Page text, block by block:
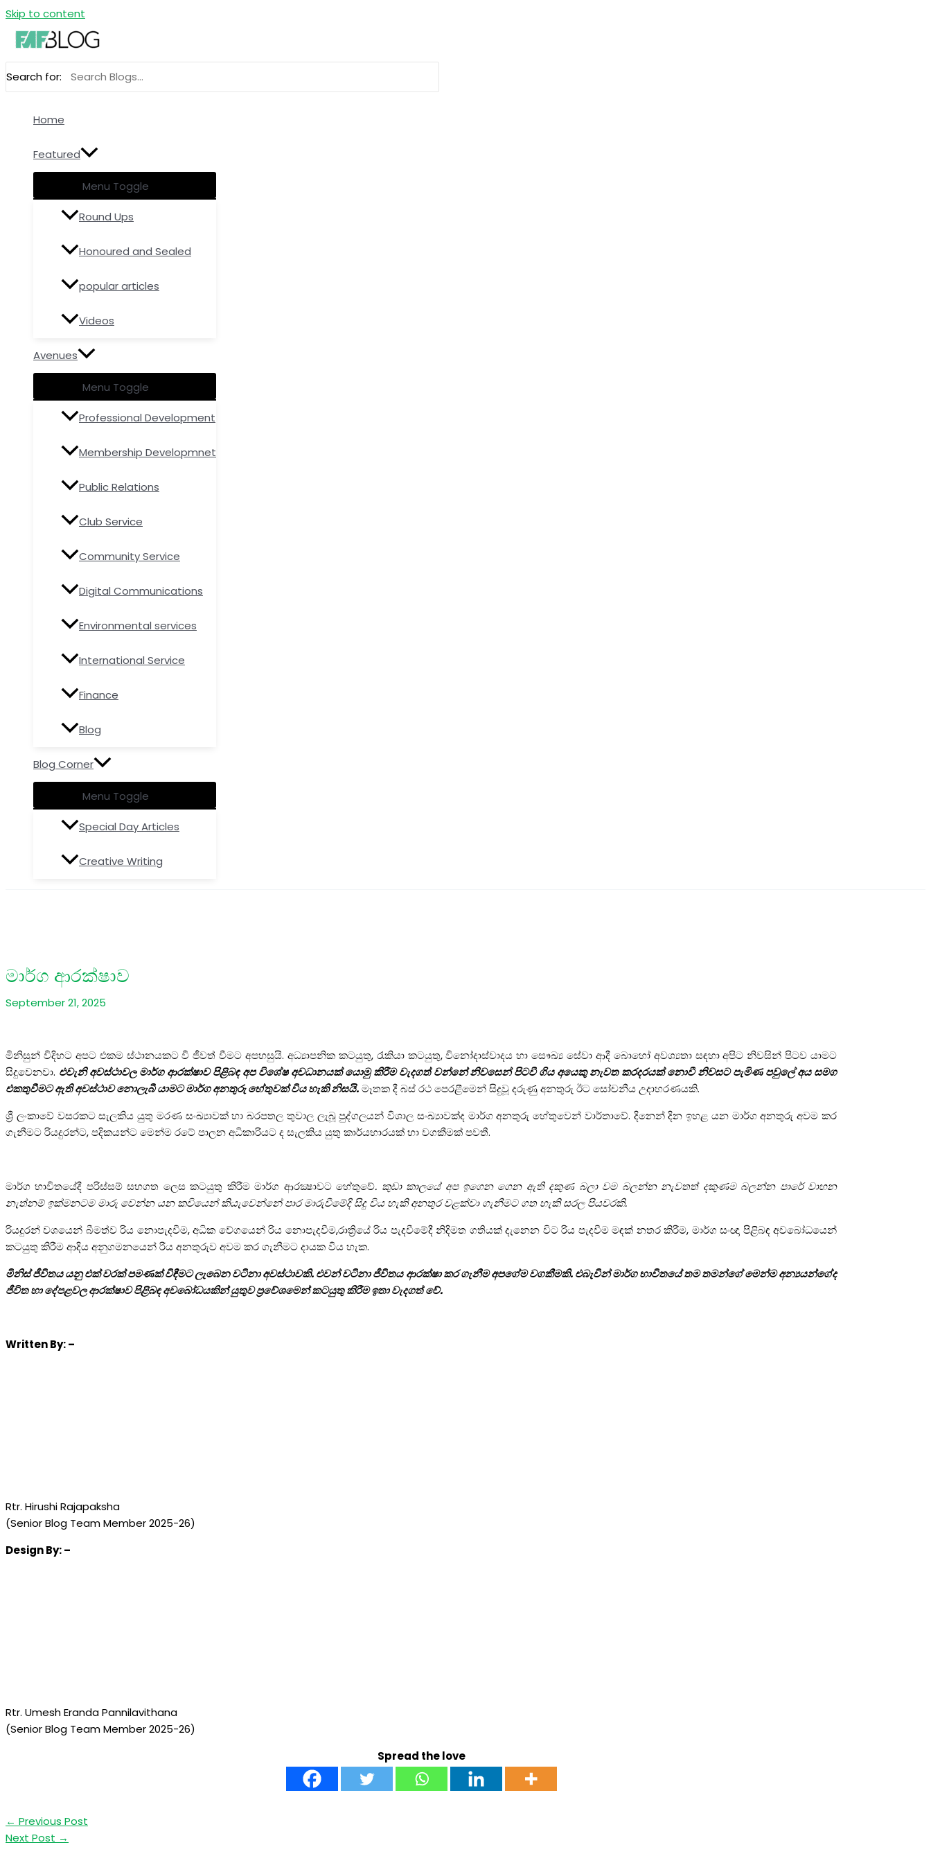
Skip to content
Search for:
Home
Featured
Menu Toggle
Round Ups
Honoured and Sealed
popular articles
Videos
Avenues
Menu Toggle
Professional Development
Membership Developmnet
Public Relations
Club Service
Community Service
Digital Communications
Environmental services
International Service
Finance
Blog
Blog Corner
Menu Toggle
Special Day Articles
Creative Writing
මාර්ග ආරක්ෂාව
September 21, 2025
මිනිසුන් විදිහට අපට එකම ස්ථානයකට වී ජීවත් වීමට අපහසුයි. අධ්‍යාපනික කටයුතු, රැකියා කටයුතු, විනෝදාස්වාදය හා සෞඛ්‍ය සේවා ආදී බොහෝ අවශ්‍යතා සඳහා අපිට නිවසින් පිටව යාමට
සිදුවෙනවා. එවැනි අවස්ථාවල මාර්ග ආරක්ෂාව පිළිබඳ අප විශේෂ අවධානයක් යොමු කිරීම වැදගත් වන්නේ නිවසෙන් පිටවී ගිය අයෙකු නැවත කරදරයක් නොවී නිවසට පැමිණ පවුලේ අය සමග
එකතුවීමට ඇති අවස්ථාව නොලැබී යාමට මාර්ග අනතුරු හේතුවක් විය හැකි නිසයි.මෑතක දී බස් රථ පෙරළීමෙන් සිදුවූ දරුණු අනතුරු ඊට සෝචනීය උදාහරණයකි.
ශ්‍රී ලංකාවේ වසරකට සැලකිය යුතු මරණ සංඛ්‍යාවක් හා බරපතල තුවාල ලැබූ පුද්ගලයන් විශාල සංඛ්‍යාවක්ද මාර්ග අනතුරු හේතුවෙන් වාර්තාවේ. දිනෙන් දින ඉහළ යන මාර්ග අනතුරු අවම කර
ගැනීමට රියදුරන්ට, පදිකයන්ට මෙන්ම රටේ පාලන අධිකාරියට ද සැලකිය යුතු කාර්යභාරයක් හා වගකීමක් පවතී.
මාර්ග භාවිතයේදී පරිස්සම් සහගත ලෙස කටයුතු කිරීම මාර්ග ආරක්‍ෂාවට හේතුවේ. කුඩා කාලයේ අප ඉගෙන ගෙන ඇති දකුණ බලා වම බලන්න නැවතත් දකුණම බලන්න පාරේ වාහන
නැත්නම් ඉක්මනටම මාරු වෙන්න යන කවියෙන් කියැවෙන්නේ පාර මාරුවීමේදි සිදු විය හැකි අනතුර වළක්වා ගැනීමට ගත හැකි සරල පියවරකි.
රියදුරන් වශයෙන් බීමත්ව රිය නොපැදවීම, අධික වේගයෙන් රිය නොපැදවීම,රාත්‍රියේ රිය පැදවීමේදී නිදිමත ගතියක් දැනෙන විට රිය පැදවීම මඳක් නතර කිරීම, මාර්ග සංඥා පිළිබඳ අවබෝධයෙන්
කටයුතු කිරීම ආදිය අනුගමනයෙන් රිය අනතුරුව අවම කර ගැනීමට දායක විය හැක.
මිනිස් ජීවිතය යනු එක් වරක් පමණක් විඳීමට ලැබෙන වටිනා අවස්ථාවකි. එවන් වටිනා ජීවිතය ආරක්ෂා කර ගැනීම අපගේම වගකීමකි. එබැවින් මාර්ග භාවිතයේ තම තමන්ගේ මෙන්ම අන්‍යයන්ගේද
ජීවිත හා දේපළවල ආරක්ෂාව පිළිබඳ අවබෝධයකින් යුතුව ප්‍රවේශමෙන් කටයුතු කිරීම ඉතා වැදගත් වේ.
WrittenBy: –
Rtr. Hirushi Rajapaksha
(Senior Blog Team Member 2025-26)
DesignBy: –
Rtr. Umesh Eranda Pannilavithana
(Senior Blog Team Member 2025-26)
Spread the love
← Previous Post
Next Post →